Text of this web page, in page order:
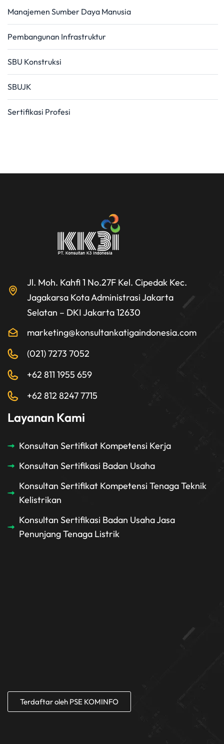
Manajemen Sumber Daya Manusia
Pembangunan Infrastruktur
SBU Konstruksi
SBUJK
Sertifikasi Profesi
Jl. Moh. Kahfi 1 No.27F Kel. Cipedak Kec.
Jagakarsa Kota Administrasi Jakarta
Selatan – DKI Jakarta 12630
marketing@konsultankatigaindonesia.com
(021) 7273 7052
+62 811 1955 659
+62 812 8247 7715
Layanan Kami
Konsultan Sertifikat Kompetensi Kerja
Konsultan Sertifikasi Badan Usaha
Konsultan Sertifikat Kompetensi Tenaga Teknik
Kelistrikan
Konsultan Sertifikasi Badan Usaha Jasa
Penunjang Tenaga Listrik
Terdaftar oleh PSE KOMINFO